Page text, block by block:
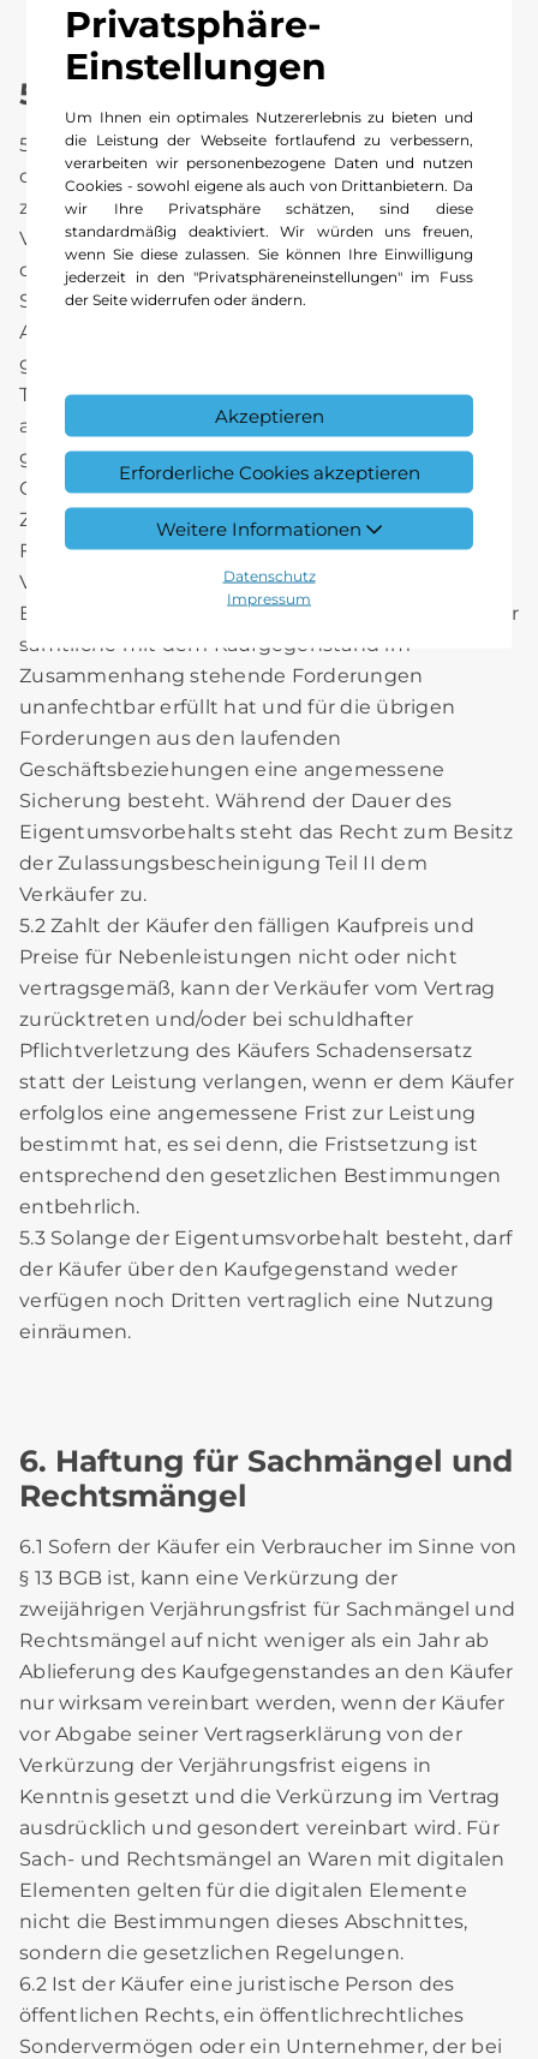
Privatsphäre-
Einstellungen
Um Ihnen ein optimales Nutzererlebnis zu bieten und
die Leistung der Webseite fortlaufend zu verbessern,
verarbeiten wir personenbezogene Daten und nutzen
Cookies - sowohl eigene als auch von Drittanbietern. Da
wir Ihre Privatsphäre schätzen, sind diese
standardmäßig deaktiviert. Wir würden uns freuen,
wenn Sie diese zulassen. Sie können Ihre Einwilligung
jederzeit in den "Privatsphäreneinstellungen" im Fuss
der Seite widerrufen oder ändern.
Akzeptieren
Erforderliche Cookies akzeptieren
Weitere Informationen
Datenschutz
Impressum
5. Eigentumsvorbehalt
5.1 Der Kaufgegenstand bleibt bis zum Ausgleich
der dem Verkäufer aufgrund des Kaufvertrages
zustehenden Forderungen Eigentum des
Verkäufers. Ist der Käufer eine juristische Person
des öffentlichen Rechts, ein öffentlichrechtliches
Sondervermögen oder ein Unternehmer, der bei
Abschluss des Vertrages in Ausübung seiner
gewerblichen oder selbständigen beruflichen
Tätigkeit handelt, bleibt der Eigentumsvorbehalt
auch bestehen für Forderungen des Verkäufers
gegen den Käufer aus der laufenden
Geschäftsbeziehung bis zum Ausgleich von im
Zusammenhang mit dem Kauf zustehenden
Forderungen. Auf Verlangen des Käufers ist der
Verkäufer zum Verzicht auf den
Eigentumsvorbehalt verpflichtet, wenn der Käufer
sämtliche mit dem Kaufgegenstand im
Zusammenhang stehende Forderungen
unanfechtbar erfüllt hat und für die übrigen
Forderungen aus den laufenden
Geschäftsbeziehungen eine angemessene
Sicherung besteht. Während der Dauer des
Eigentumsvorbehalts steht das Recht zum Besitz
der Zulassungsbescheinigung Teil II dem
Verkäufer zu.
5.2 Zahlt der Käufer den fälligen Kaufpreis und
Preise für Nebenleistungen nicht oder nicht
vertragsgemäß, kann der Verkäufer vom Vertrag
zurücktreten und/oder bei schuldhafter
Pflichtverletzung des Käufers Schadensersatz
statt der Leistung verlangen, wenn er dem Käufer
erfolglos eine angemessene Frist zur Leistung
bestimmt hat, es sei denn, die Fristsetzung ist
entsprechend den gesetzlichen Bestimmungen
entbehrlich.
5.3 Solange der Eigentumsvorbehalt besteht, darf
der Käufer über den Kaufgegenstand weder
verfügen noch Dritten vertraglich eine Nutzung
einräumen.
6. Haftung für Sachmängel und
Rechtsmängel
6.1 Sofern der Käufer ein Verbraucher im Sinne von
§ 13 BGB ist, kann eine Verkürzung der
zweijährigen Verjährungsfrist für Sachmängel und
Rechtsmängel auf nicht weniger als ein Jahr ab
Ablieferung des Kaufgegenstandes an den Käufer
nur wirksam vereinbart werden, wenn der Käufer
vor Abgabe seiner Vertragserklärung von der
Verkürzung der Verjährungsfrist eigens in
Kenntnis gesetzt und die Verkürzung im Vertrag
ausdrücklich und gesondert vereinbart wird. Für
Sach- und Rechtsmängel an Waren mit digitalen
Elementen gelten für die digitalen Elemente
nicht die Bestimmungen dieses Abschnittes,
sondern die gesetzlichen Regelungen.
6.2 Ist der Käufer eine juristische Person des
öffentlichen Rechts, ein öffentlichrechtliches
Sondervermögen oder ein Unternehmer, der bei